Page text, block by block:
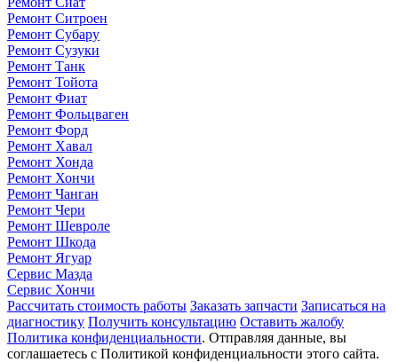
Ремонт Ситроен
Ремонт Субару
Ремонт Сузуки
Ремонт Танк
Ремонт Тойота
Ремонт Фиат
Ремонт Фольцваген
Ремонт Форд
Ремонт Хавал
Ремонт Хонда
Ремонт Хончи
Ремонт Чанган
Ремонт Чери
Ремонт Шевроле
Ремонт Шкода
Ремонт Ягуар
Сервис Мазда
Сервис Хончи
Рассчитать стоимость работы Заказать запчасти Записаться на
диагностику Получить консультацию Оставить жалобу
Политика конфиденциальности. Отправляя данные, вы
соглашаетесь с Политикой конфиденциальности этого сайта.